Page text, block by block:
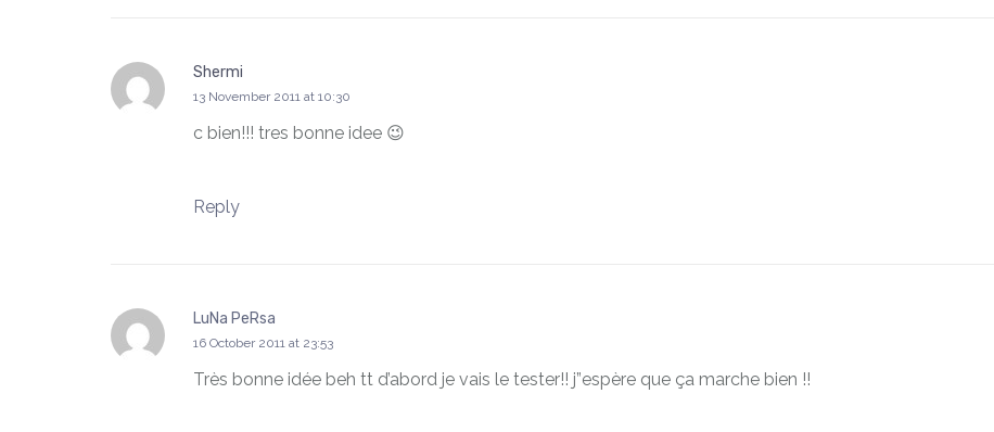
Shermi
says:
13 November 2011 at 10:30
c bien!!! tres bonne idee 😉
Reply
LuNa PeRsa
says:
16 October 2011 at 23:53
Très bonne idée beh tt d’abord je vais le tester!! j”espère que ça marche bien !!